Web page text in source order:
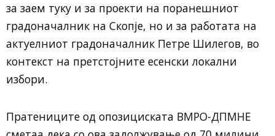
за заем туку и за проекти на поранешниот
градоначалник на Скопје, но и за работата на
актуелниот градоначалник Петре Шилегов, во
контекст на претстојните есенски локални
избори.
Пратениците од опозициската ВМРО-ДПМНЕ